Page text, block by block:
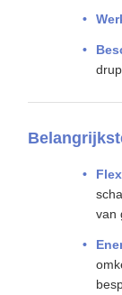
van